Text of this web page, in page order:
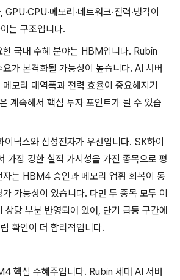
메모리·네트워크·전력·냉각이
는 구조입니다.
한 국내 수혜 분야는 HBM입니다. Rubin
가 본격화될 가능성이 높습니다. AI 서버
모리 대역폭과 전력 효율이 중요해지기
계속해서 핵심 투자 포인트가 될 수 있습
닉스와 삼성전자가 우선입니다. SK하이
가장 강한 실적 가시성을 가진 종목으로 평
자는 HBM4 승인과 메모리 업황 회복이 동
가능성이 있습니다. 다만 두 종목 모두 이
상당 부분 반영되어 있어, 단기 급등 구간에
확인이 더 합리적입니다.
핵심 수혜주입니다. Rubin 세대 AI 서버